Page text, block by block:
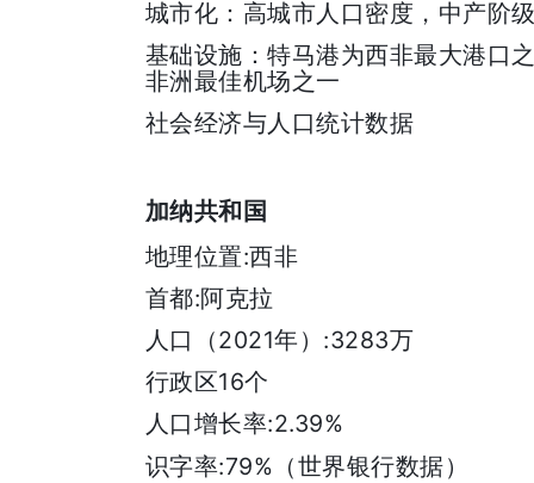
城市化：高城市人口密度，中产阶
基础设施：特马港为西非最大港口
非洲最佳机场之一
社会经济与人口统计数据
加纳共和国
地理位置:西非
首都:阿克拉
人口（2021年） :3283万
行政区16个
人口增长率:2.39%
识字率:79% （世界银行数据）